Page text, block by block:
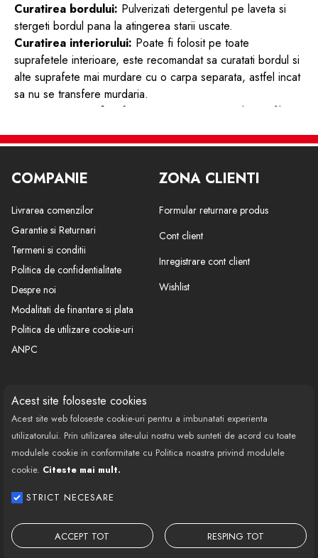
Acest site foloseste cookies
Acest site web foloseste cookie-uri pentru a imbunatati experienta
utilizatorului. Prin utilizarea site-ului nostru web sunteti de acord cu toate
modulele cookie in conformitate cu Politica noastra privind modulele
cookie. Citeste mai mult.
STRICT NECESARE
ACCEPT TOT RESPING TOT
Curatirea bordului: Pulverizati detergentul pe laveta si
stergeti bordul pana la atingerea starii uscate.
Curatirea interiorului: Poate fi folosit pe toate
suprafetele interioare, este recomandat sa curatati bordul si
alte suprafete mai murdare cu o carpa separata, astfel incat
sa nu se transfere murdaria.
Curatirea suprafetelor exterioare:
Material microfibra
Lavetele pot fi folosite si spalate de mai multe ori.
Continutul pachetului: 4 buc. lavete
Lavabil: Da, la 30 °C
Material: 80% poliester + 20% nylon
COMPANIE
Livrarea comenzilor
Garantie si Returnari
Termeni si conditii
Politica de confidentialitate
Despre noi
Modalitati de finantare si plata
Politica de utilizare cookie-uri
ANPC
ZONA CLIENTI
Formular returnare produs
Cont client
Inregistrare cont client
Wishlist
CONTACT
Call Center: 0377 100 941
Program de lucru: Luni-Vineri
08:00 - 18:00
Email: contact@bestautovest.ro
SRL CUI: 32372789, Reg.Com.:
J02/1129/2013